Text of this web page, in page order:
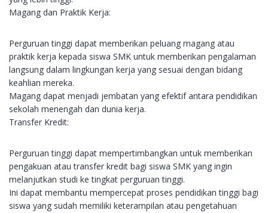
Magang dan Praktik Kerja:
Perguruan tinggi dapat memberikan peluang magang atau
praktik kerja kepada siswa SMK untuk memberikan pengalaman
langsung dalam lingkungan kerja yang sesuai dengan bidang
keahlian mereka.
Magang dapat menjadi jembatan yang efektif antara pendidikan
sekolah menengah dan dunia kerja.
Transfer Kredit:
Perguruan tinggi dapat mempertimbangkan untuk memberikan
pengakuan atau transfer kredit bagi siswa SMK yang ingin
melanjutkan studi ke tingkat perguruan tinggi.
Ini dapat membantu mempercepat proses pendidikan tinggi bagi
siswa yang sudah memiliki keterampilan atau pengetahuan